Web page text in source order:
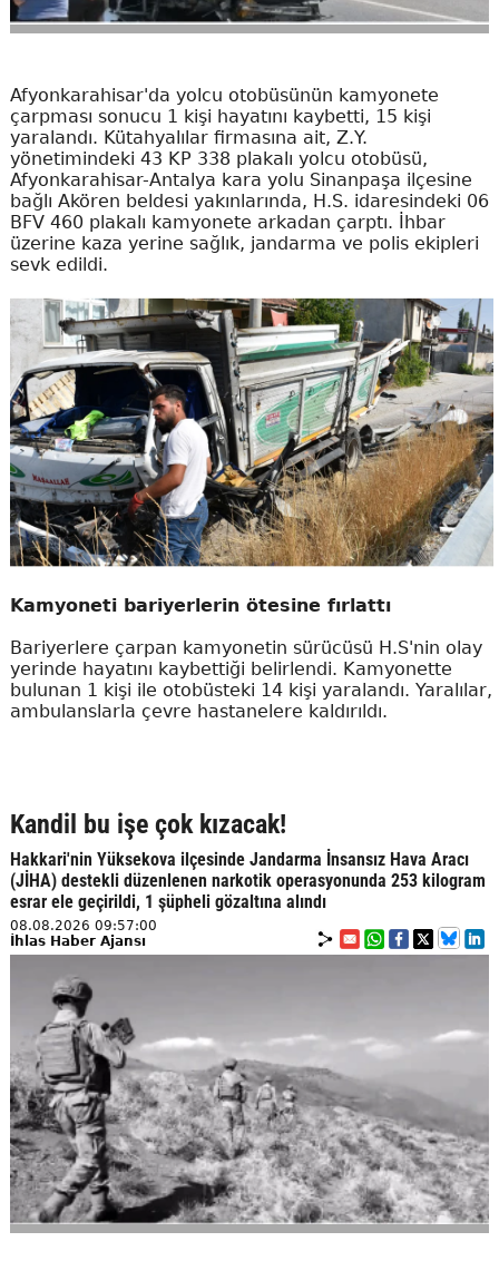
Afyonkarahisar'da yolcu otobüsünün kamyonete
çarpması sonucu 1 kişi hayatını kaybetti, 15 kişi
yaralandı. Kütahyalılar firmasına ait, Z.Y.
yönetimindeki 43 KP 338 plakalı yolcu otobüsü,
Afyonkarahisar-Antalya kara yolu Sinanpaşa ilçesine
bağlı Akören beldesi yakınlarında, H.S. idaresindeki 06
BFV 460 plakalı kamyonete arkadan çarptı. İhbar
üzerine kaza yerine sağlık, jandarma ve polis ekipleri
sevk edildi.
Kamyoneti bariyerlerin ötesine fırlattı
Bariyerlere çarpan kamyonetin sürücüsü H.S'nin olay
yerinde hayatını kaybettiği belirlendi. Kamyonette
bulunan 1 kişi ile otobüsteki 14 kişi yaralandı. Yaralılar,
ambulanslarla çevre hastanelere kaldırıldı.
Kandil bu işe çok kızacak!
Hakkari'nin Yüksekova ilçesinde Jandarma İnsansız Hava Aracı
(JİHA) destekli düzenlenen narkotik operasyonunda 253 kilogram
esrar ele geçirildi, 1 şüpheli gözaltına alındı
08.08.2026 09:57:00
İhlas Haber Ajansı